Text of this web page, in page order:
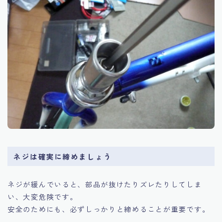
ネジは確実に締めましょう
ネジが緩んでいると、部品が抜けたりズレたりしてしま
い、大変危険です。
安全のためにも、必ずしっかりと締めることが重要です。